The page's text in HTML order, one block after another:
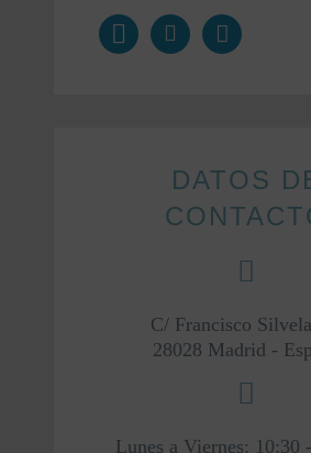
DATOS
C/ Francisco
28028 Madrid -
Lunes a Viernes: 10:30